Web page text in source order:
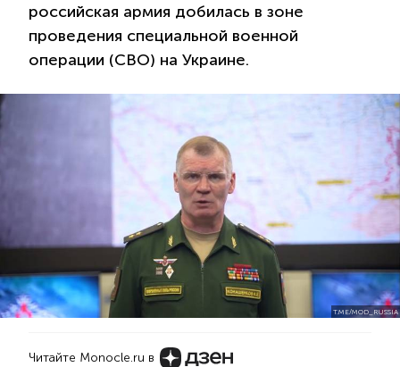
российская армия добилась в зоне
проведения специальной военной
операции (СВО) на Украине.
T.ME/MOD_RUSSIA
Читайте Monocle.ru в